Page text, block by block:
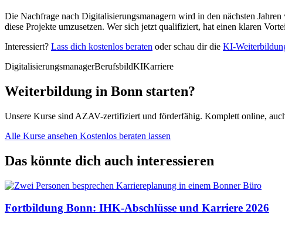
Die Nachfrage nach Digitalisierungsmanagern wird in den nächsten
diese Projekte umzusetzen. Wer sich jetzt qualifiziert, hat einen klaren
Interessiert? Lass dich kostenlos beraten oder schau dir die KI-
DigitalisierungsmanagerBerufsbildKIKarriere
Weiterbildung in Bonn starten?
Unsere Kurse sind AZAV-zertifiziert und förderfähig. Komplett online,
Alle Kurse ansehen Kostenlos beraten lassen
Das könnte dich auch interessieren
Fortbildung Bonn: IHK-Abschlüsse und Karriere 2026